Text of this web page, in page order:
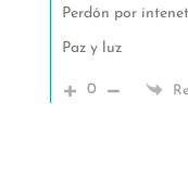
Perdón por
Paz y luz
0